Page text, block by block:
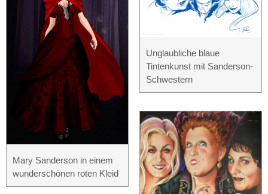
Mary Sanderson in einem
wunderschönen roten Kleid
Unglaubliche blaue
Tintenkunst mit Sanderson-
Schwestern